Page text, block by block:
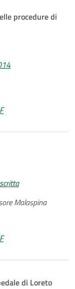
procedure di
Malaspina
di Loreto